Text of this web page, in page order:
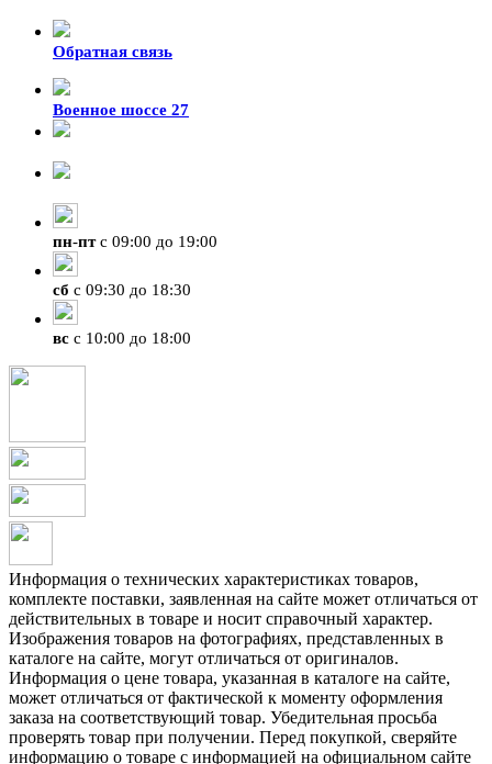
Обратная связь
Военное шоссе 27
пн-птс 09:00 до 19:00
сб с 09:30 до 18:30
вс с 10:00 до 18:00
Информация о технических характеристиках товаров,
комплекте поставки, заявленная на сайте может отличаться от
действительных в товаре и носит справочный характер.
Изображения товаров на фотографиях, представленных в
каталоге на сайте, могут отличаться от оригиналов.
Информация о цене товара, указанная в каталоге на сайте,
может отличаться от фактической к моменту оформления
заказа на соответствующий товар. Убедительная просьба
проверять товар при получении. Перед покупкой, сверяйте
информацию о товаре с информацией на официальном сайте